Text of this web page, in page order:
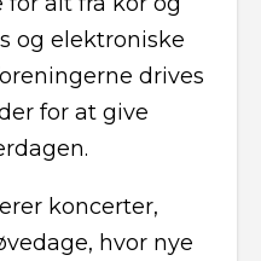
og elektroniske
drives
for at give
koncerter,
hvor nye